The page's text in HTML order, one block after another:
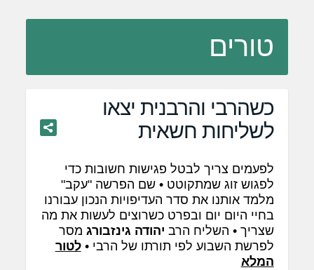
טורים
כשהרבי והרבנית יצאו
לשליחות חשאית
לפעמים צריך לבטל פגישות חשובות כדי
לפגוש זוג שמתקוטט • שם הפרשה "עקב"
מלמד אותנו את סדר העדיפויות הנכון עבורנו
בחיי היום יום ובפרט כשרוצים לעשות את מה
שצריך • השליח הרב יהודה גינזבורג מסר
לפרשת השבוע לפי תורתו של הרבי •לטור
המלא